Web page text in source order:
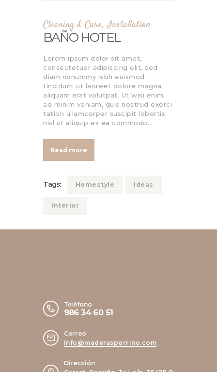
Cleaning & Care,Installation
BAÑO HOTEL
Lorem ipsum dolor sit amet,
consectetuer adipiscing elit, sed
diam nonummy nibh euismod
tincidunt ut laoreet dolore magna
aliquam erat volutpat. Ut wisi enim
ad minim veniam, quis nostrud exerci
tation ullamcorper suscipit lobortis
nisl ut aliquip ex ea commodo…
Read more
Tags: Homestyle Ideas
Interior
Teléfono
986 34 60 51
Correo
info@maderasporrino.com
Dirección